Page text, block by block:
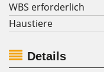
WBS erforderlich
Haustiere
Details